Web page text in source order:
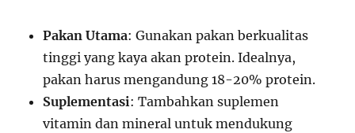
Pakan Utama: Gunakan pakan berkualitas
tinggi yang kaya akan protein. Idealnya,
pakan harus mengandung 18-20% protein.
Suplementasi: Tambahkan suplemen
vitamin dan mineral untuk mendukung